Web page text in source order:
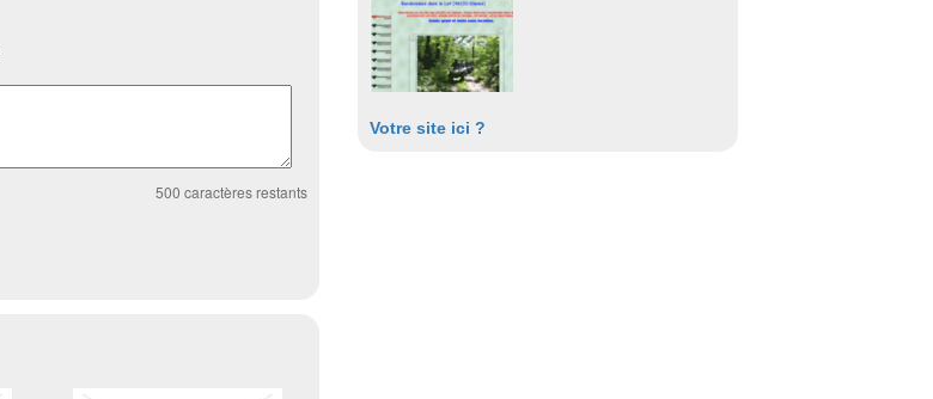
500 caractères restants
Votre site ici ?